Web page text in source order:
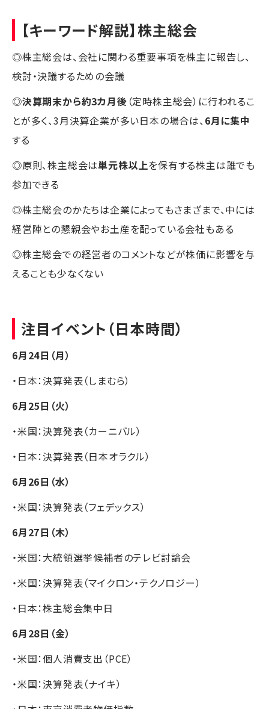
【キーワード解説】株主総会
◎株主総会は、会社に関わる重要事項を株主に報告し、
検討・決議するための会議
◎決算期末から約3カ月後 （定時株主総会）に行われるこ
とが多く、3月決算企業が多い日本の場合は、6月に集中
する
◎原則、株主総会は単元株以上を保有する株主は誰でも
参加できる
◎株主総会のかたちは企業によってもさまざまで、中には
経営陣との懇親会やお土産を配っている会社もある
◎株主総会での経営者のコメントなどが株価に影響を与
えることも少なくない
注目イベント（日本時間）
6月24日（月）
・日本：決算発表（しまむら）
6月25日（火）
・米国：決算発表（カーニバル）
・日本：決算発表（日本オラクル）
6月26日（水）
・米国：決算発表（フェデックス）
6月27日（木）
・米国：大統領選挙候補者のテレビ討論会
・米国：決算発表（マイクロン・テクノロジー）
・日本：株主総会集中日
6月28日（金）
・米国：個人消費支出（PCE）
・米国：決算発表（ナイキ）